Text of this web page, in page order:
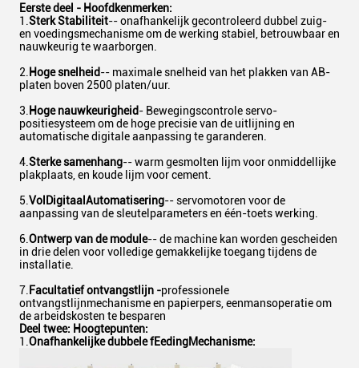
Eerste deel - Hoofdkenmerken:
1.SterkStabiliteit-- onafhankelijk gecontroleerd dubbel zuig-
en voedingsmechanisme om de werking stabiel, betrouwbaar en
nauwkeurig te waarborgen.
2.Hoge snelheid-- maximale snelheid van het plakken van AB-
platen boven 2500 platen/uur.
3.Hoge nauwkeurigheid- Bewegingscontrole servo-
positiesysteem om de hoge precisie van de uitlijning en
automatische digitale aanpassing te garanderen.
4.Sterke samenhang-- warm gesmolten lijm voor onmiddellijke
plakplaats, en koude lijm voor cement.
5.VolDigitaalAutomatisering-- servomotoren voor de
aanpassing van de sleutelparameters en één-toets werking.
6.Ontwerp van de module-- de machine kan worden gescheiden
in drie delen voor volledige gemakkelijke toegang tijdens de
installatie.
7.Facultatief ontvangstlijn -professionele
ontvangstlijnmechanisme en papierpers, eenmansoperatie om
de arbeidskosten te besparen
Deel twee: Hoogtepunten:
1.Onafhankelijke dubbele fEedingMechanisme: